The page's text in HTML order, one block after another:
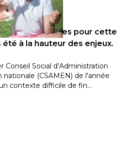
attendues pour cette
été à la hauteur des enjeux.
Conseil Social d’Administration
nationale (CSAMEN) de l'année
contexte difficile de fin…